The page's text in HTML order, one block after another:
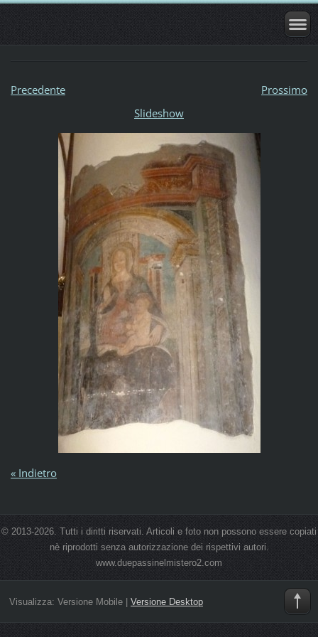
Precedente
Prossimo
Slideshow
« Indietro
© 2013-2026. Tutti i diritti riservati. Articoli e foto non possono essere copiati
nè riprodotti senza autorizzazione dei rispettivi autori.
www.duepassinelmistero2.com
Visualizza: Versione Mobile| Versione Desktop